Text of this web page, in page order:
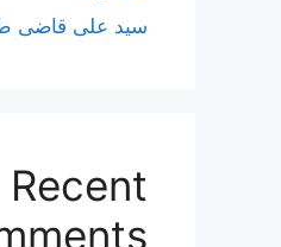
سید علی قاضی
Recent